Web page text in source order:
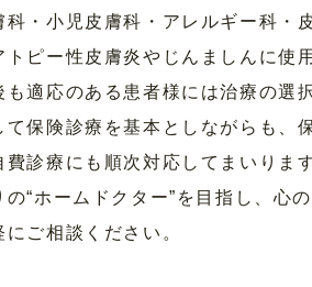
科・小児皮膚科・アレルギー科・
トピー性皮膚炎やじんましんに使
適応のある患者様には治療の選
て保険診療を基本としながらも、
診療にも順次対応してまいります
“ホームドクター”を目指し、心
ご相談ください。